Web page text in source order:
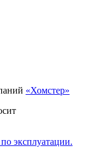
«Хомстер»
эксплуатации.